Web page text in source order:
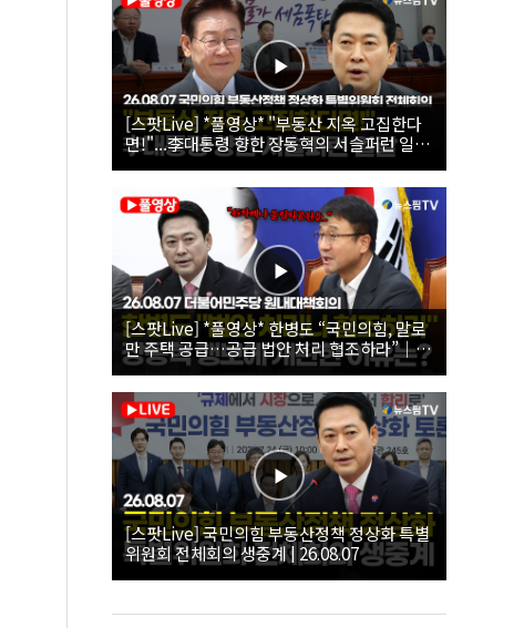
[스팟Live] *풀영상* "부동산 지옥 고집한다
면!"...李대통령 향한 장동혁의 서슬퍼런 일갈
| 26.08.07 국민의힘 부동산정책 정상화 특별
위원회 전체회의
[스팟Live] *풀영상* 한병도 “국민의힘, 말로
만 주택 공급…공급 법안 처리 협조하라”｜
26.08.07 더불어민주당 원내대책회의
[스팟Live] 국민의힘 부동산정책 정상화 특별
위원회 전체회의 생중계 | 26.08.07